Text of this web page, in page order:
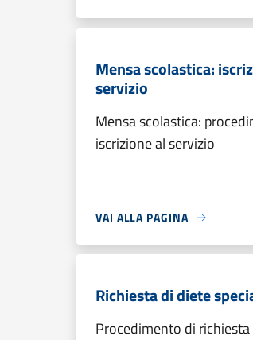
Mensa scolastica:
servizio
Mensa scolastica:
iscrizione al servizio
VAI ALLA PAGINA
Richiesta di diete
Procedimento di